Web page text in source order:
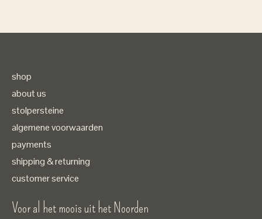
shop
about us
stolpersteine
algemene voorwaarden
payments
shipping & returning
customer service
Voor al het moois uit het Noorden